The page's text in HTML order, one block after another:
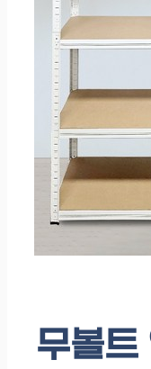
무볼트